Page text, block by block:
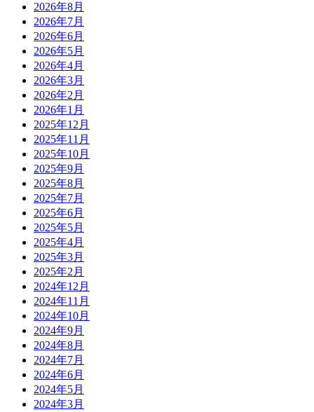
2026年8月
2026年7月
2026年6月
2026年5月
2026年4月
2026年3月
2026年2月
2026年1月
2025年12月
2025年11月
2025年10月
2025年9月
2025年8月
2025年7月
2025年6月
2025年5月
2025年4月
2025年3月
2025年2月
2024年12月
2024年11月
2024年10月
2024年9月
2024年8月
2024年7月
2024年6月
2024年5月
2024年3月